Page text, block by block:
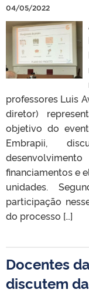
04/05/2022
professores Luis
diretor)
objetivo do
Embrapii,
financiamentos e
unidades.
participação
do processo […]
Docentes
discutem